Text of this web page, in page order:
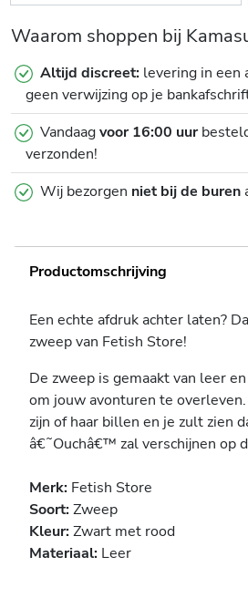
Waarom shoppen bij
Altijd discreet: levering in een
geen verwijzing op je
Vandaagvoor 16:00 uur
verzonden!
Wij bezorgen niet bij de buren
Productomschrijving
Een echte afdruk achter laten?
zweep van Fetish Store!
De zweep is gemaakt van leer
om jouw avonturen te
zijn of haar billen en je zult zien
â€˜Ouchâ€™ zal verschijnen op
Merk: Fetish Store
Soort:Zweep
Kleur:Zwart met rood
Materiaal: Leer